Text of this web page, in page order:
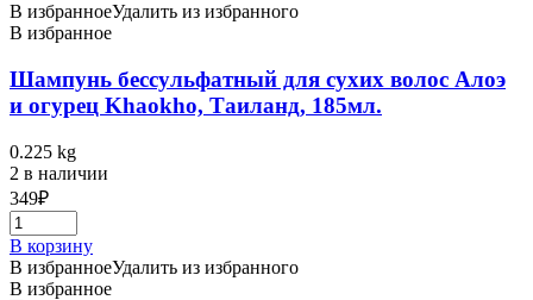
В избранноеУдалить из избранного
В избранное
Шампунь бессульфатный для сухих волос Алоэ
и огурец Khaokho, Таиланд, 185мл.
0.225 kg
2 в наличии
349₽
В корзину
В избранноеУдалить из избранного
В избранное